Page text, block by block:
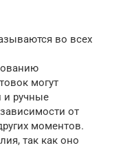
во всех
могут
и ручные
от
моментов.
так как оно